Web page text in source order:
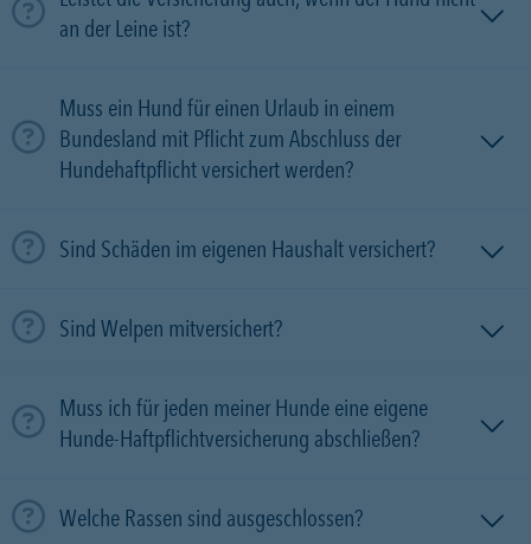
an der Leine ist?
Muss ein Hund für einen Urlaub in einem
Bundesland mit Pflicht zum Abschluss der
Hundehaftpflicht versichert werden?
Sind Schäden im eigenen Haushalt versichert?
Sind Welpen mitversichert?
Muss ich für jeden meiner Hunde eine eigene
Hunde-Haftpflichtversicherung abschließen?
Welche Rassen sind ausgeschlossen?